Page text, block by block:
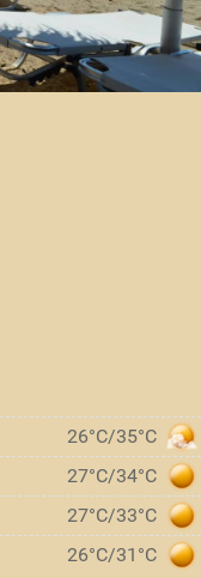
26°C/35°C
27°C/34°C
27°C/33°C
26°C/31°C